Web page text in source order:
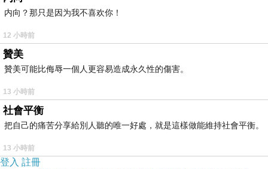
信,交會時的光芒,與溫暖,將永駐心田
下一篇：有詩
内向？那只是因为我不喜欢你！
12 小時前
贊美
贊美可能比侮辱一個人更容易造成永久性的傷害。
13 小時前
社會平衡
把自己的痛苦分享給別人聽的唯一好處，就是這樣做能維持社會平衡。
13 小時前
登入 註冊